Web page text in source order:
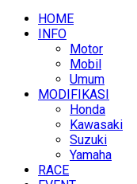
HOME
INFO
Motor
Mobil
Umum
MODIFIKASI
Honda
Kawasaki
Suzuki
Yamaha
RACE